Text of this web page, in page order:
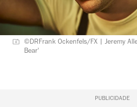
©DRFrank Ockenfels/FX | Jeremy
Bear'
PUBLICIDADE